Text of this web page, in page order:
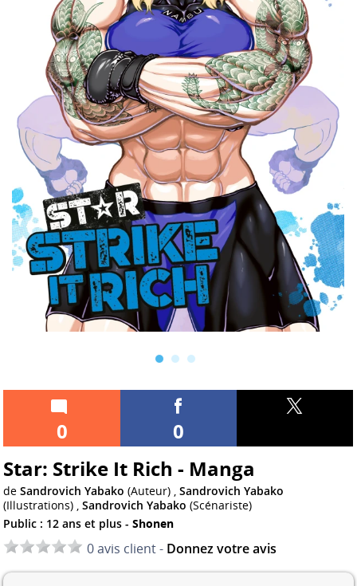
0
0
Star: Strike It Rich - Manga
deSandrovich Yabako (Auteur) ,Sandrovich Yabako
(Illustrations) ,Sandrovich Yabako (Scénariste)
Public : 12 ans et plus -Shonen
0 avis client - Donnez votre avis